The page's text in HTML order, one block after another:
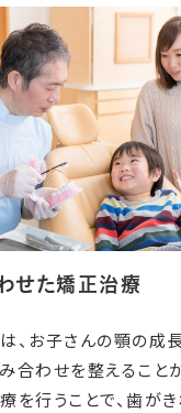
せた矯正治療
、お子さんの顎の成
合わせを整えること
を行うことで、歯が